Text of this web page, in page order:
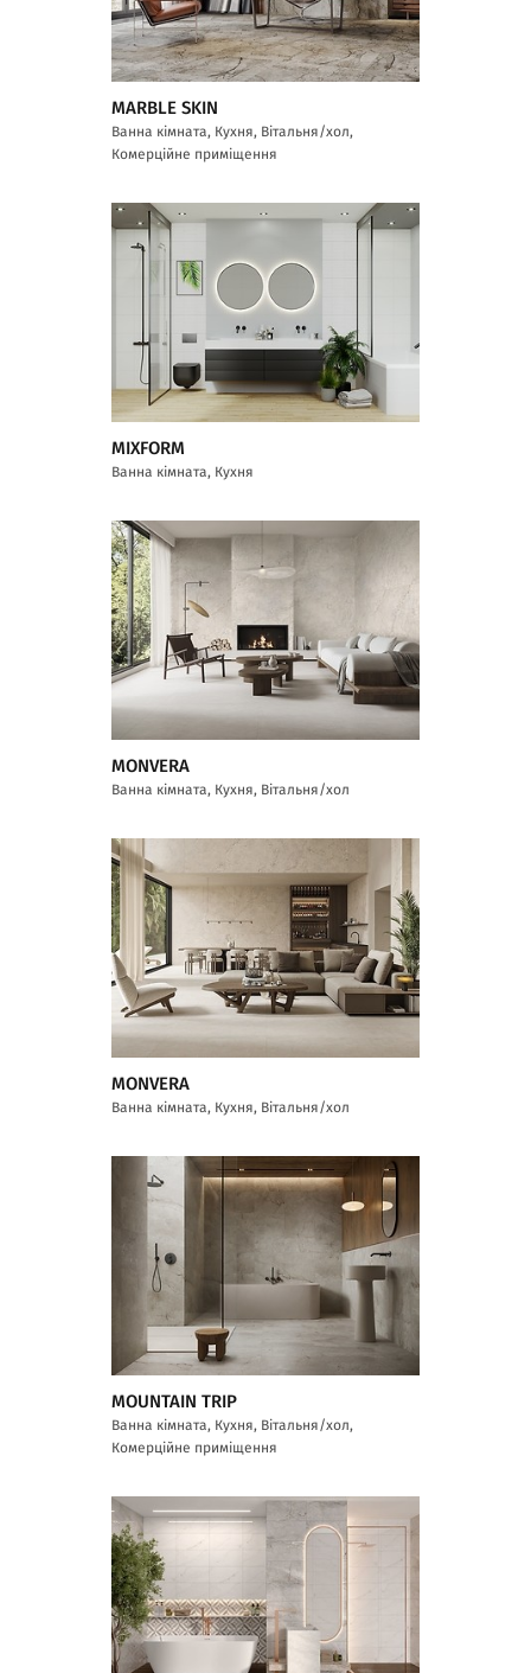
MARBLE SKIN
Ванна кімната, Кухня, Вітальня/хол,
Комерційне приміщення
MIXFORM
Ванна кімната, Кухня
MONVERA
Ванна кімната, Кухня, Вітальня/хол
MONVERA
Ванна кімната, Кухня, Вітальня/хол
MOUNTAIN TRIP
Ванна кімната, Кухня, Вітальня/хол,
Комерційне приміщення